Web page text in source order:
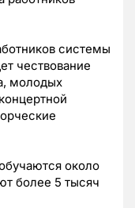
системы
чествование
молодых
около
более 5 тысяч